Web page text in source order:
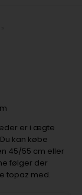
er i ægte
kan købe
45/55 cm eller
følger der
topaz med.